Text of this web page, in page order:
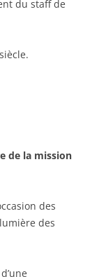
du staff de
de la mission
des
des